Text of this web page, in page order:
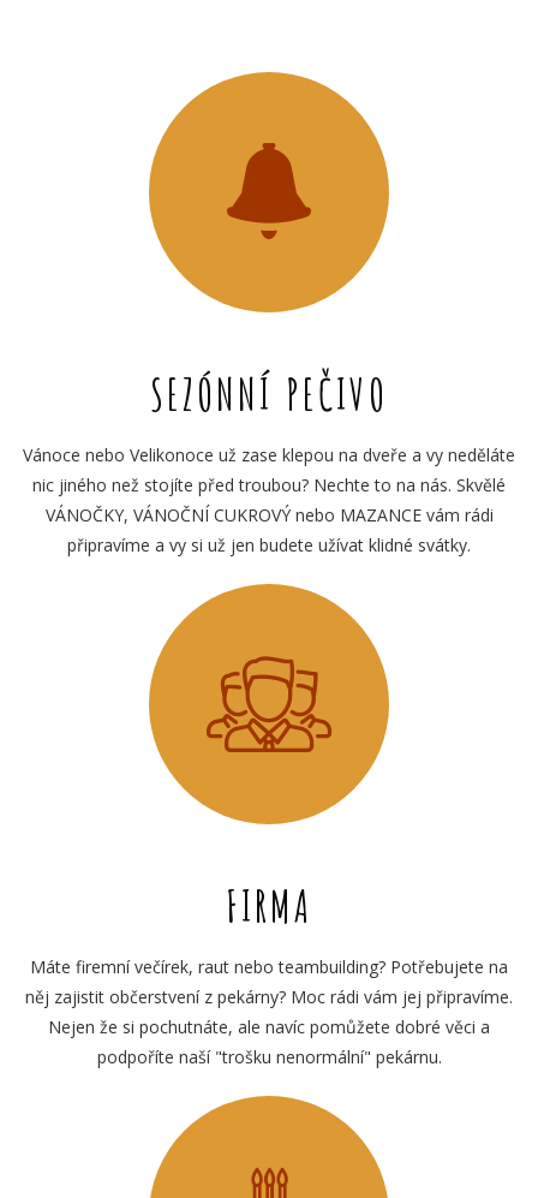
SEZÓNNÍ PEČIVO
Vánoce nebo Velikonoce už zase klepou na dveře a vy neděláte
nic jiného než stojíte před troubou? Nechte to na nás. Skvělé
VÁNOČKY, VÁNOČNÍ CUKROVÝ nebo MAZANCE vám rádi
připravíme a vy si už jen budete užívat klidné svátky.
FIRMA
Máte firemní večírek, raut nebo teambuilding? Potřebujete na
něj zajistit občerstvení z pekárny? Moc rádi vám jej připravíme.
Nejen že si pochutnáte, ale navíc pomůžete dobré věci a
podpoříte naší "trošku nenormální" pekárnu.